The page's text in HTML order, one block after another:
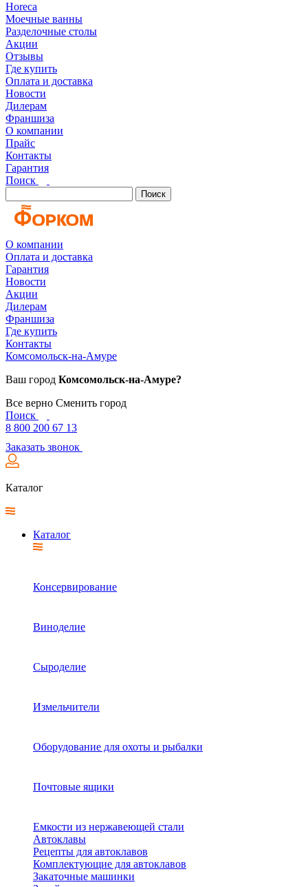
Horeca
Моечные ванны
Разделочные столы
Акции
Отзывы
Где купить
Оплата и доставка
Новости
Дилерам
Франшиза
О компании
Прайс
Контакты
Гарантия
Поиск
Поиск
О компании
Оплата и доставка
Гарантия
Новости
Акции
Дилерам
Франшиза
Где купить
Контакты
Комсомольск-на-Амуре
Ваш город Комсомольск-на-Амуре?
Все верно Сменить город
Поиск
8 800 200 67 13
Заказать звонок
Каталог
Каталог
Консервирование
Виноделие
Сыроделие
Измельчители
Оборудование для охоты и рыбалки
Почтовые ящики
Емкости из нержавеющей стали
Автоклавы
Рецепты для автоклавов
Комплектующие для автоклавов
Закаточные машинки